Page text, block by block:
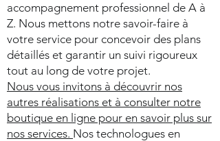
accompagnement professionnel de A à
Z. Nous mettons notre savoir-faire à
votre service pour concevoir des plans
détaillés et garantir un suivi rigoureux
tout au long de votre projet.
Nous vous invitons à découvrir nos
autres réalisations et à consulter notre
boutique en ligne pour en savoir plus sur
nos services. Nos technologues en